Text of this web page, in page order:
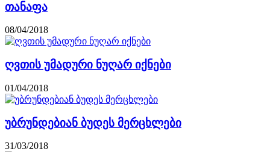
თანაფა
08/04/2018
ღვთის უმადური ნუღარ იქნები
01/04/2018
უბრუნდებიან ბუდეს მერცხლები
31/03/2018